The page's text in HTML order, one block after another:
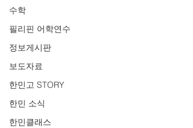
수학
필리핀 어학연수
정보게시판
보도자료
한민고 STORY
한민 소식
한민클래스